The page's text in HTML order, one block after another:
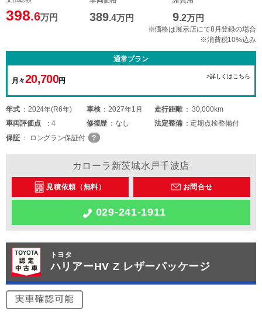
398.6万円 389.4万円 9.2万円
※価格は展示店にて8月登録の場合
※消費税10%込み
通常プラン
月々20,700円
>詳しくはこちら
年式 2024年(R6年) 車検 2027年1月 走行距離
30,000km
車両評価点 4 修復歴 なし 法定整備
定期点検整備付
保証
ロングラン保証付
カローラ新茨城水戸千波店
見積依頼（無料） お問合せ
029-241-1911
トヨタ
ハリアーHV Z レザーパッケージ